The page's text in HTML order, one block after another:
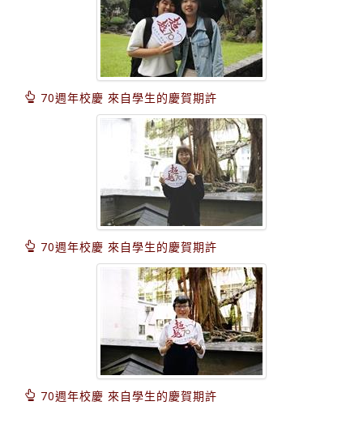
70週年校慶 來自學生的慶賀期許
70週年校慶 來自學生的慶賀期許
70週年校慶 來自學生的慶賀期許